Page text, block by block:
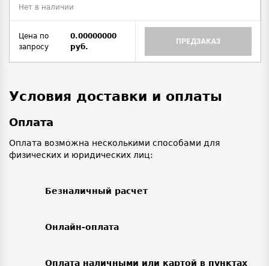
Нет в наличии
Цена по
запросу
0.00000000
руб.
ПРЕДЗАКАЗ
Условия доставки и оплаты
Оплата
Оплата возможна несколькими способами для
физических и юридических лиц:
Безналичный расчет
Онлайн-оплата
Оплата наличными или картой в пунктах